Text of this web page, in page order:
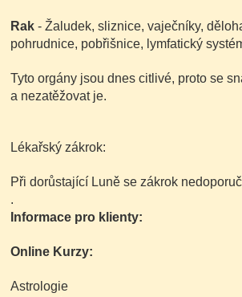
Rak - Žaludek, sliznice, vaječníky,
pohrudnice, pobřišnice, lymfatický
Tyto orgány jsou dnes citlivé, proto se
a nezatěžovat je.
Lékařský zákrok:
Při dorůstající Luně se zákrok
.
Informace pro klienty:
Online Kurzy:
Astrologie